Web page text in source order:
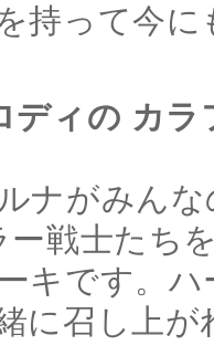
持って今
ディの カ
ナがみん
ー戦士たち
キです。
に召し上